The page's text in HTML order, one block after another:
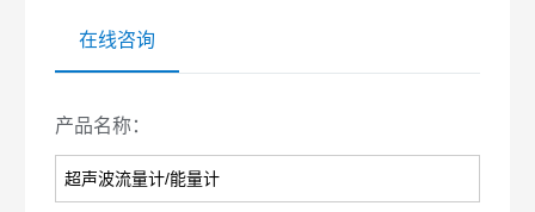
在线咨询
产品名称：